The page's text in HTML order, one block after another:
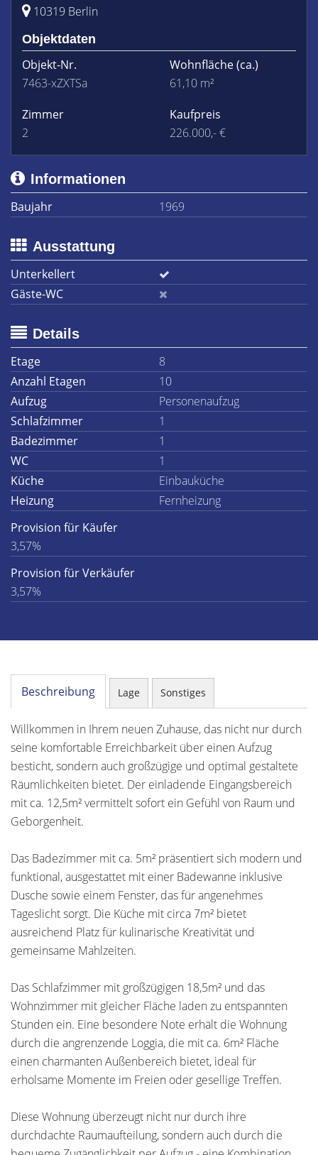
10319 Berlin
Objektdaten
Objekt-Nr.
7463-xZXTSa
Wohnfläche(ca.)
61,10 m²
Zimmer
2
Kaufpreis
226.000,- €
Informationen
Baujahr
1969
Ausstattung
Unterkellert
Gäste-WC
Details
Etage
8
Anzahl Etagen
10
Aufzug
Personenaufzug
Schlafzimmer
1
Badezimmer
1
WC
1
Küche
Einbauküche
Heizung
Fernheizung
Provision für Käufer
3,57%
Provision für Verkäufer
3,57%
Beschreibung Lage Sonstiges
Willkommen in Ihrem neuen Zuhause, das nicht nur durch
seine komfortable Erreichbarkeit über einen Aufzug
besticht, sondern auch großzügige und optimal gestaltete
Räumlichkeiten bietet. Der einladende Eingangsbereich
mit ca. 12,5m² vermittelt sofort ein Gefühl von Raum und
Geborgenheit.
Das Badezimmer mit ca. 5m² präsentiert sich modern und
funktional, ausgestattet mit einer Badewanne inklusive
Dusche sowie einem Fenster, das für angenehmes
Tageslicht sorgt. Die Küche mit circa 7m² bietet
ausreichend Platz für kulinarische Kreativität und
gemeinsame Mahlzeiten.
Das Schlafzimmer mit großzügigen 18,5m² und das
Wohnzimmer mit gleicher Fläche laden zu entspannten
Stunden ein. Eine besondere Note erhält die Wohnung
durch die angrenzende Loggia, die mit ca. 6m² Fläche
einen charmanten Außenbereich bietet, ideal für
erholsame Momente im Freien oder gesellige Treffen.
Diese Wohnung überzeugt nicht nur durch ihre
durchdachte Raumaufteilung, sondern auch durch die